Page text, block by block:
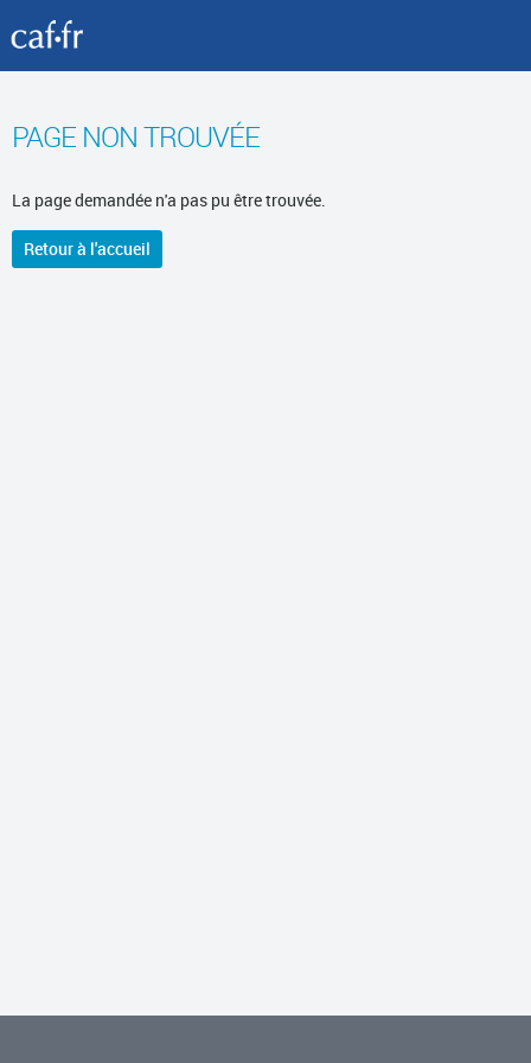
PAGE NON TROUVÉE
La page demandée n'a pas pu être trouvée.
Retour à l'accueil